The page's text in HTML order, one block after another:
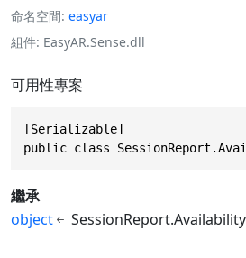
命名空間 easyar
組件 EasyAR.Sense.dll
可用性專案
[Serializable]
public class
繼承
object